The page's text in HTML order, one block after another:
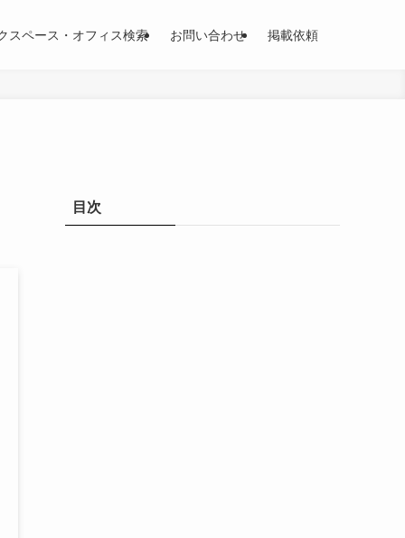
スペース・オフィス検索 お問い合わせ 掲載依頼
目次